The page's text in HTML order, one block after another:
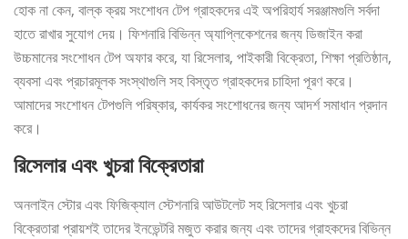
হোক না কেন, বাল্ক ক্রয় সংশোধন টেপ গ্রাহকদের এই অপরিহার্য সরঞ্জামগুলি সর্বদা
হাতে রাখার সুযোগ দেয়। ফিশনারি বিভিন্ন অ্যাপ্লিকেশনের জন্য ডিজাইন করা
উচ্চমানের সংশোধন টেপ অফার করে, যা রিসেলার, পাইকারী বিক্রেতা, শিক্ষা প্রতিষ্ঠান,
ব্যবসা এবং প্রচারমূলক সংস্থাগুলি সহ বিস্তৃত গ্রাহকদের চাহিদা পূরণ করে।
আমাদের সংশোধন টেপগুলি পরিষ্কার, কার্যকর সংশোধনের জন্য আদর্শ সমাধান প্রদান
করে।
রিসেলার এবং খুচরা বিক্রেতারা
অনলাইন স্টোর এবং ফিজিক্যাল স্টেশনারি আউটলেট সহ রিসেলার এবং খুচরা
বিক্রেতারা প্রায়শই তাদের ইনভেন্টরি মজুত করার জন্য এবং তাদের গ্রাহকদের বিভিন্ন